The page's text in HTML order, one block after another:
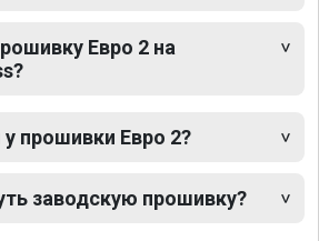
Евро 2 на
прошивки Евро 2?
заводскую прошивку?